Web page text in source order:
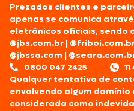
Prezados clientes e
apenas se comunica
eletrônicos oficiais, sendo
@jbs.com.br |
@jbssa.com |
0800 047 2425
Qualquer tentativa de
envolvendo algum
considerada como